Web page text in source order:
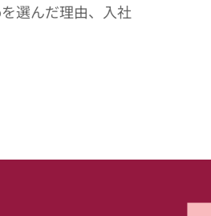
選んだ理由、入社